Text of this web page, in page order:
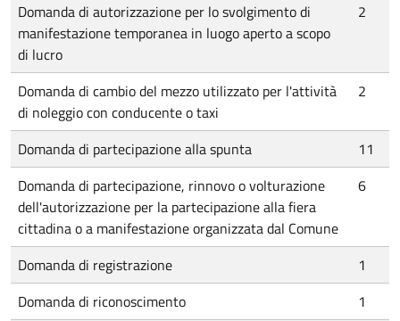
Domanda di autorizzazione per lo svolgimento di
manifestazione temporanea in luogo aperto a scopo
di lucro
2
Domanda di cambio del mezzo utilizzato per l'attività
di noleggio con conducente o taxi
2
Domanda di partecipazione alla spunta
11
Domanda di partecipazione, rinnovo o volturazione
dell'autorizzazione per la partecipazione alla fiera
cittadina o a manifestazione organizzata dal Comune
6
Domanda di registrazione
1
Domanda di riconoscimento
1